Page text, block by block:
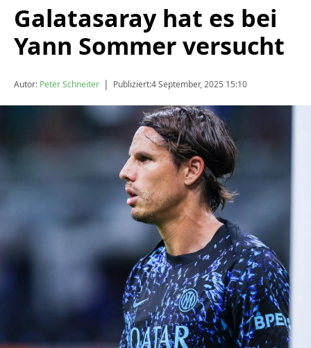
Galatasaray hat es bei
Yann Sommer versucht
Autor: Peter Schneiter | Publiziert:4 September, 2025 15:10